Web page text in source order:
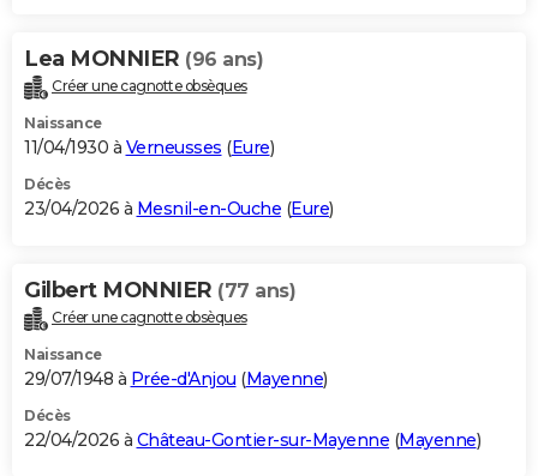
Lea MONNIER (96 ans)
Créer une cagnotte obsèques
Naissance
11/04/1930 à Verneusses (Eure)
Décès
23/04/2026 à Mesnil-en-Ouche (Eure)
Gilbert MONNIER (77 ans)
Créer une cagnotte obsèques
Naissance
29/07/1948 à Prée-d'Anjou (Mayenne)
Décès
22/04/2026 à Château-Gontier-sur-Mayenne (Mayenne)